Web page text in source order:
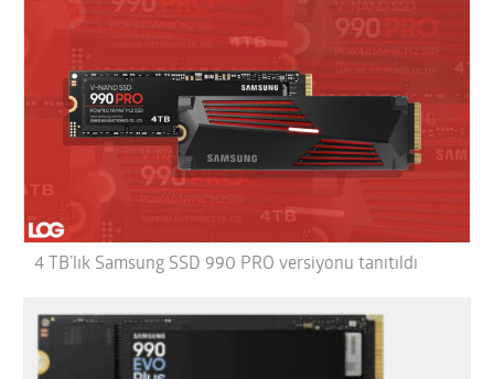
4 TB’lık Samsung SSD 990 PRO versiyonu tanıtıldı